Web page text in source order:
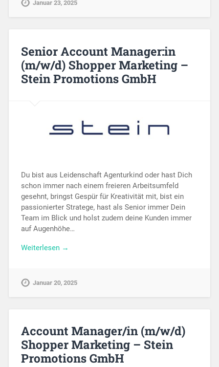
Januar 23, 2025
Senior Account Manager:in
(m/w/d) Shopper Marketing –
Stein Promotions GmbH
Du bist aus Leidenschaft Agenturkind oder hast Dich
schon immer nach einem freieren Arbeitsumfeld
gesehnt, bringst Gespür für Kreativität mit, bist ein
passionierter Stratege, hast als Senior immer Dein
Team im Blick und holst zudem deine Kunden immer
auf Augenhöhe…
Weiterlesen →
Januar 20, 2025
Account Manager/in (m/w/d)
Shopper Marketing – Stein
Promotions GmbH